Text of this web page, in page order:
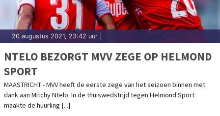
20 augustus 2021, 23:42 uur
NTELO BEZORGT MVV ZEGE OP HELMOND
SPORT
MAASTRICHT - MVV heeft de eerste zege van het seizoen binnen met
dank aan Mitchy Ntelo. In de thuiswedstrijd tegen Helmond Sport
maakte de huurling [...]